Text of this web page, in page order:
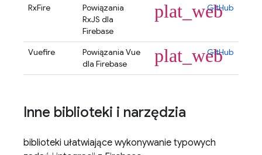
RxFire
Powiązania
RxJS dla
Firebase
plat_web
GitHub
Vuefire
Powiązania Vue
dla Firebase
plat_web
GitHub
Inne biblioteki i narzędzia
biblioteki ułatwiające wykonywanie typowych